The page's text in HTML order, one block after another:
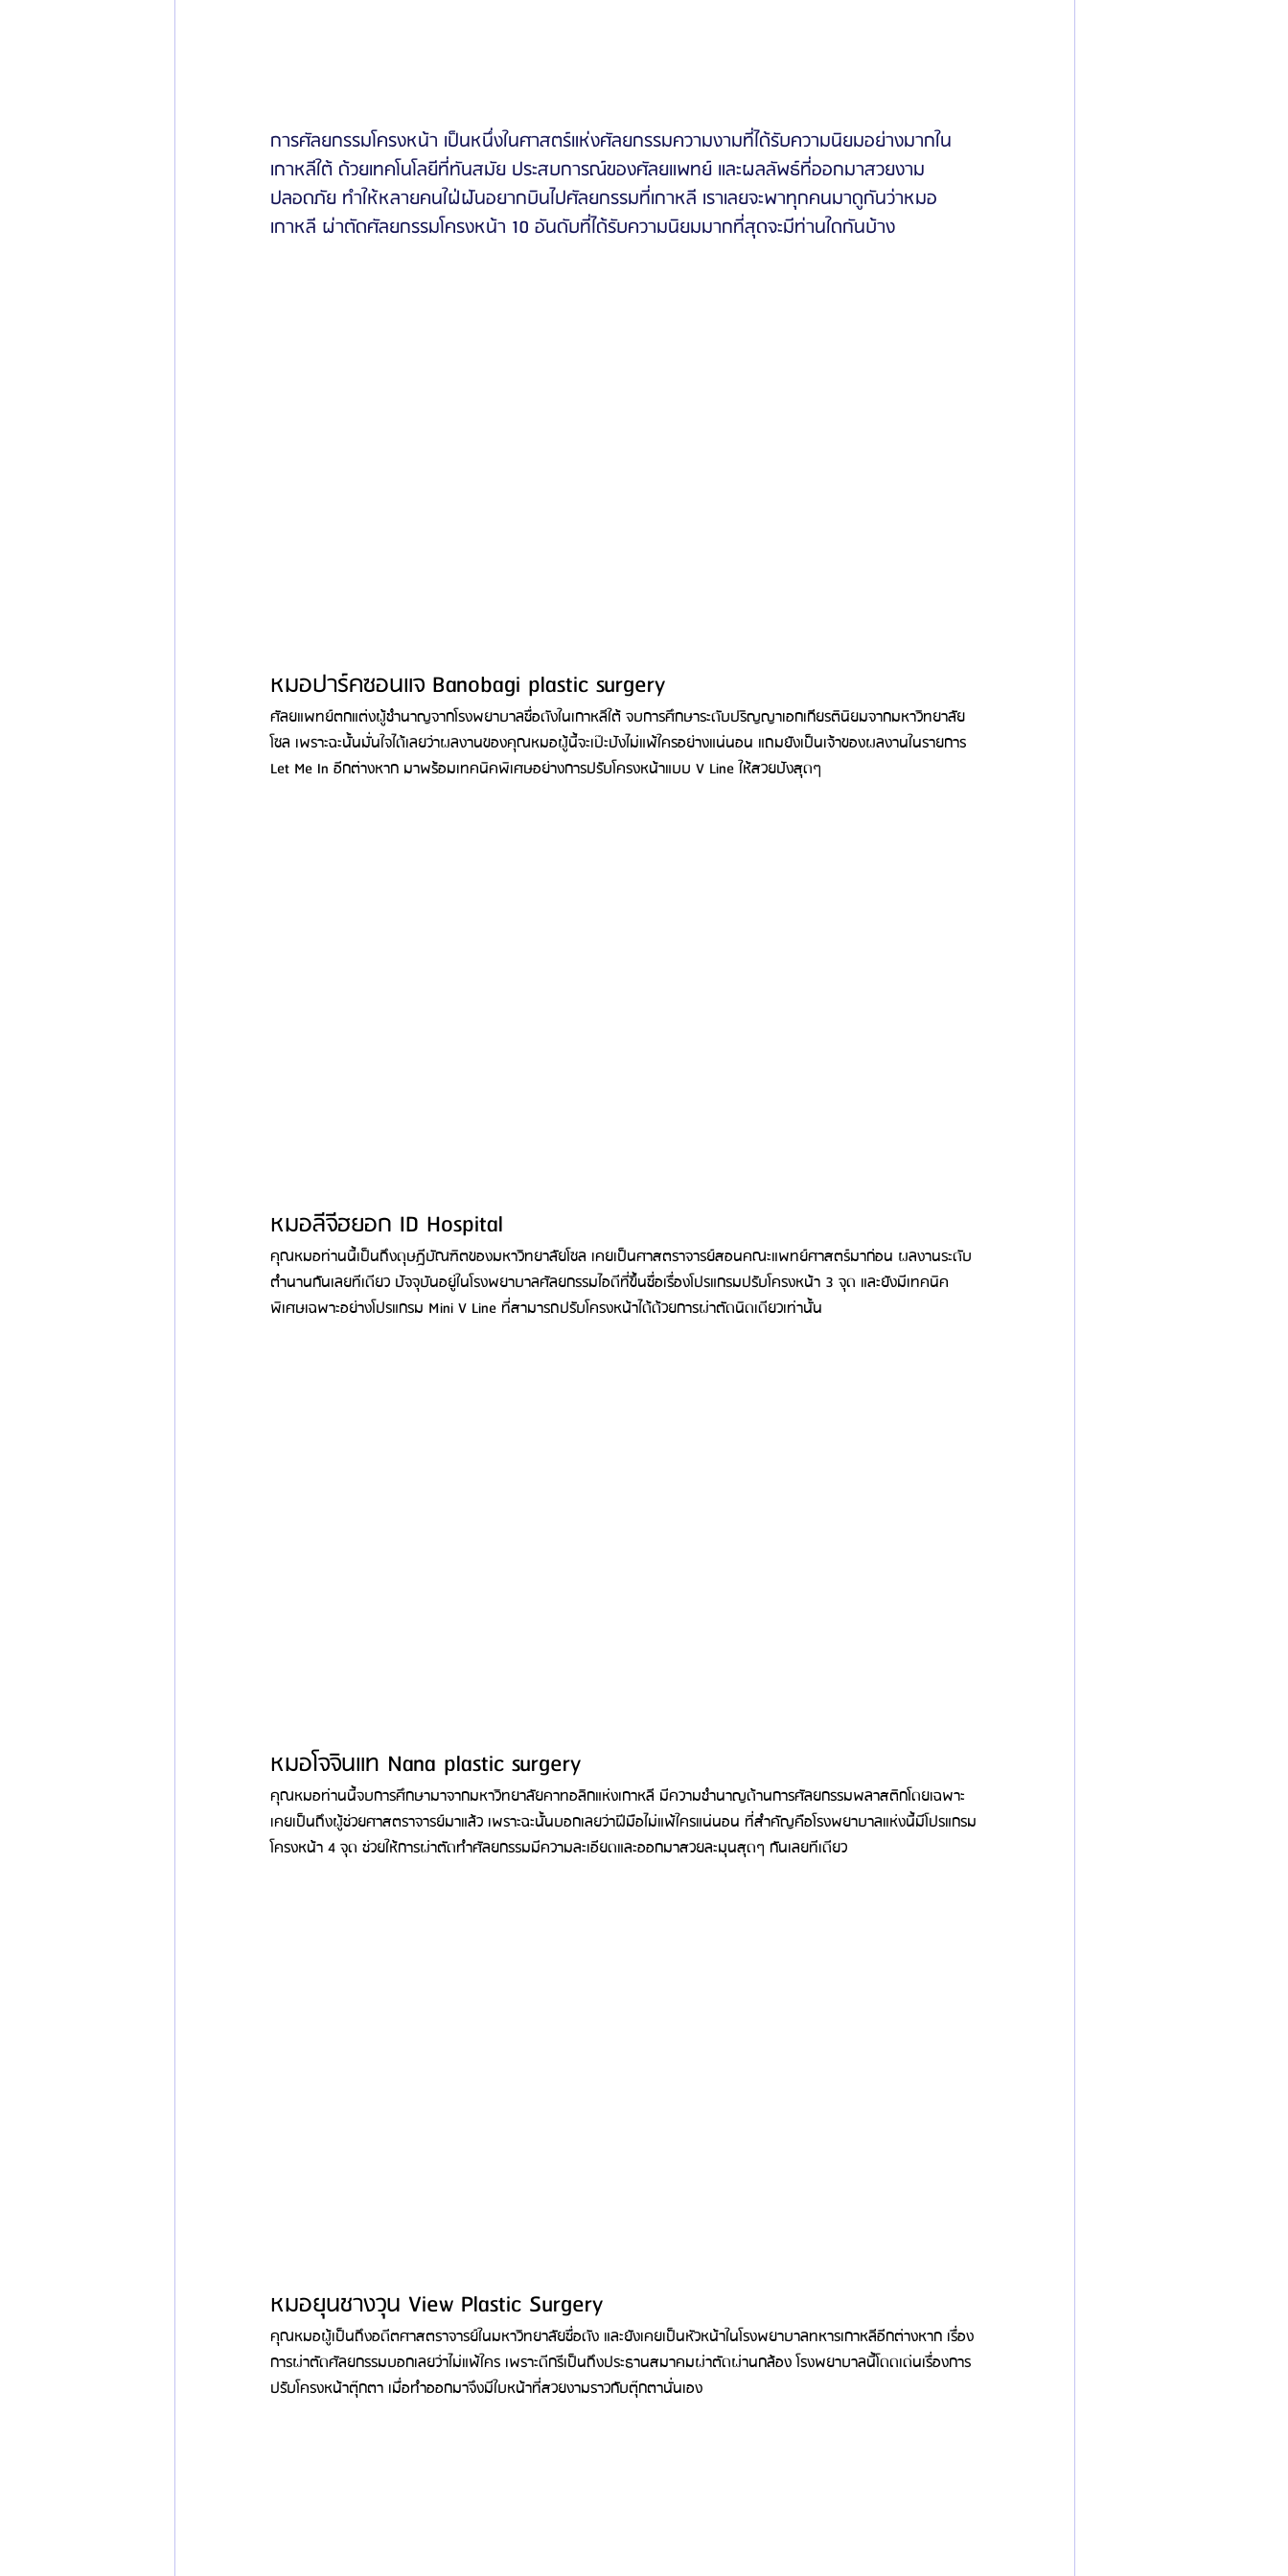
การศัลยกรรมโครงหน้า เป็นหนึ่งในศาสตร์แห่งศัลยกรรมความงามที่ได้รับความนิยมอย่างมากใน
เกาหลีใต้ ด้วยเทคโนโลยีที่ทันสมัย ประสบการณ์ของศัลยแพทย์ และผลลัพธ์ที่ออกมาสวยงาม
ปลอดภัย ทำให้หลายคนใฝ่ฝันอยากบินไปศัลยกรรมที่เกาหลี เราเลยจะพาทุกคนมาดูกันว่าหมอ
เกาหลี ผ่าตัดศัลยกรรมโครงหน้า 10 อันดับที่ได้รับความนิยมมากที่สุดจะมีท่านใดกันบ้าง
หมอปาร์คซอนแจ Banobagi plastic surgery
ศัลยแพทย์ตกแต่งผู้ชำนาญจากโรงพยาบาลชื่อดังในเกาหลีใต้ จบการศึกษาระดับปริญญาเอกเกียรตินิยมจากมหาวิทยาลัย
โซล เพราะฉะนั้นมั่นใจได้เลยว่าผลงานของคุณหมอผู้นี้จะเป๊ะปังไม่แพ้ใครอย่างแน่นอน แถมยังเป็นเจ้าของผลงานในรายการ
Let Me In อีกต่างหาก มาพร้อมเทคนิคพิเศษอย่างการปรับโครงหน้าแบบ V Line ให้สวยปังสุดๆ
หมอลีจีฮยอก ID Hospital
คุณหมอท่านนี้เป็นถึงดุษฎีบัณฑิตของมหาวิทยาลัยโซล เคยเป็นศาสตราจารย์สอนคณะแพทย์ศาสตร์มาก่อน ผลงานระดับ
ตำนานกันเลยทีเดียว ปัจจุบันอยู่ในโรงพยาบาลศัลยกรรมไอดีที่ขึ้นชื่อเรื่องโปรแกรมปรับโครงหน้า 3 จุด และยังมีเทคนิค
พิเศษเฉพาะอย่างโปรแกรม Mini V Line ที่สามารถปรับโครงหน้าได้ด้วยการผ่าตัดนิดเดียวเท่านั้น
หมอโจจินแท Nana plastic surgery
คุณหมอท่านนี้จบการศึกษามาจากมหาวิทยาลัยคาทอลิกแห่งเกาหลี มีความชำนาญด้านการศัลยกรรมพลาสติกโดยเฉพาะ
เคยเป็นถึงผู้ช่วยศาสตราจารย์มาแล้ว เพราะฉะนั้นบอกเลยว่าฝีมือไม่แพ้ใครแน่นอน ที่สำคัญคือโรงพยาบาลแห่งนี้มีโปรแกรม
โครงหน้า 4 จุด ช่วยให้การผ่าตัดทำศัลยกรรมมีความละเอียดและออกมาสวยละมุนสุดๆ กันเลยทีเดียว
หมอยุนชางวุน View Plastic Surgery
คุณหมอผู้เป็นถึงอดีตศาสตราจารย์ในมหาวิทยาลัยชื่อดัง และยังเคยเป็นหัวหน้าในโรงพยาบาลทหารเกาหลีอีกต่างหาก เรื่อง
การผ่าตัดศัลยกรรมบอกเลยว่าไม่แพ้ใคร เพราะดีกรีเป็นถึงประธานสมาคมผ่าตัดผ่านกล้อง โรงพยาบาลนี้โดดเด่นเรื่องการ
ปรับโครงหน้าตุ๊กตา เมื่อทำออกมาจึงมีใบหน้าที่สวยงามราวกับตุ๊กตานั่นเอง